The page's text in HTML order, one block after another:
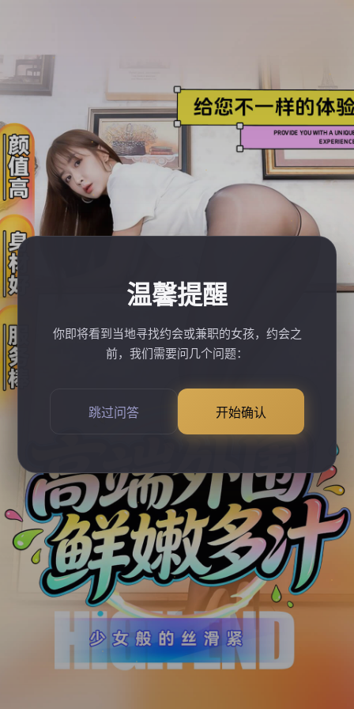
温馨提醒
你即将看到当地寻找约会或兼职的女孩，约会之
前，我们需要问几个问题：
跳过问答 开始确认